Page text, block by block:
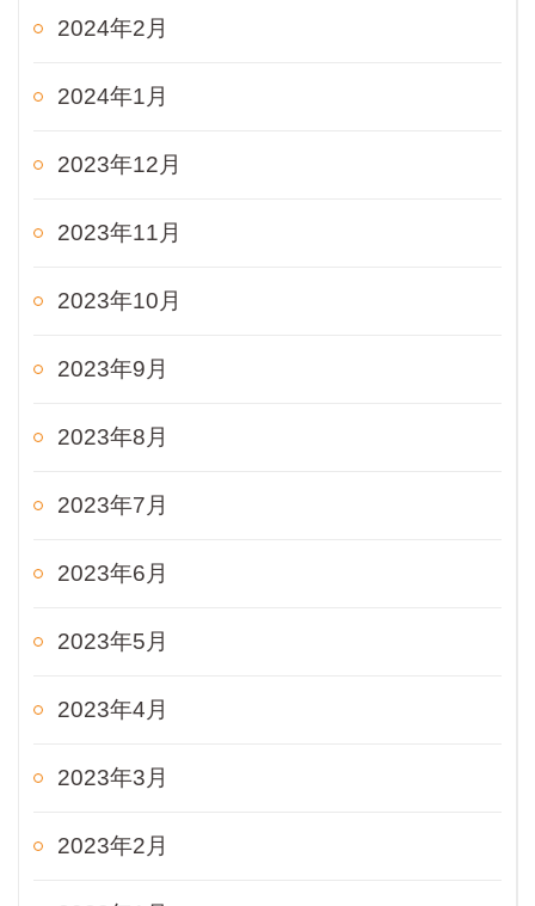
2024年2月
2024年1月
2023年12月
2023年11月
2023年10月
2023年9月
2023年8月
2023年7月
2023年6月
2023年5月
2023年4月
2023年3月
2023年2月